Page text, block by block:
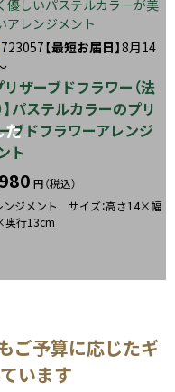
優しいパステルカラーが美
アレンジメント
723057【最短お届日】8月14
リザーブドフラワー（法
】パステルカラーのプリ
ブドフラワーアレンジ
ト
円（税込）
ンジメント サイズ：高さ14×幅
行13cm
た
ご予算に応じたギ
います